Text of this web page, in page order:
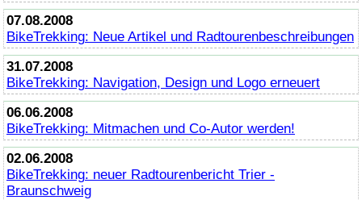
07.08.2008
BikeTrekking: Neue Artikel und Radtourenbeschreibungen
31.07.2008
BikeTrekking: Navigation, Design und Logo erneuert
06.06.2008
BikeTrekking: Mitmachen und Co-Autor werden!
02.06.2008
BikeTrekking: neuer Radtourenbericht Trier -
Braunschweig